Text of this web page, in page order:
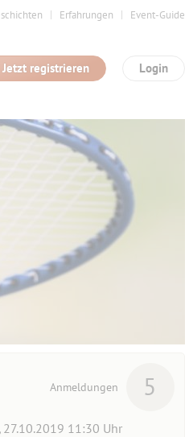
Erfahrungen Event-Guide
Login
Jetzt registrieren
Anmeldungen 5
27.10.2019 11:30 Uhr